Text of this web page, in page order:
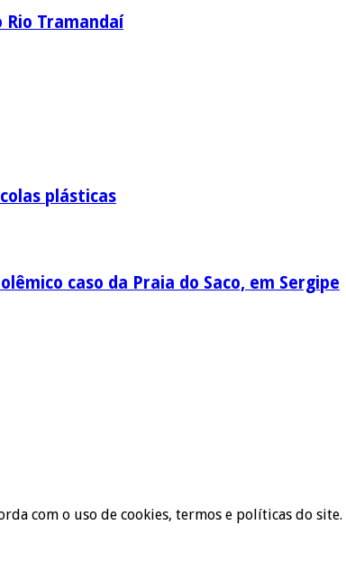
Tramandaí
plásticas
caso da Praia do Saco, em Sergipe
com o uso de cookies, termos e políticas do site.